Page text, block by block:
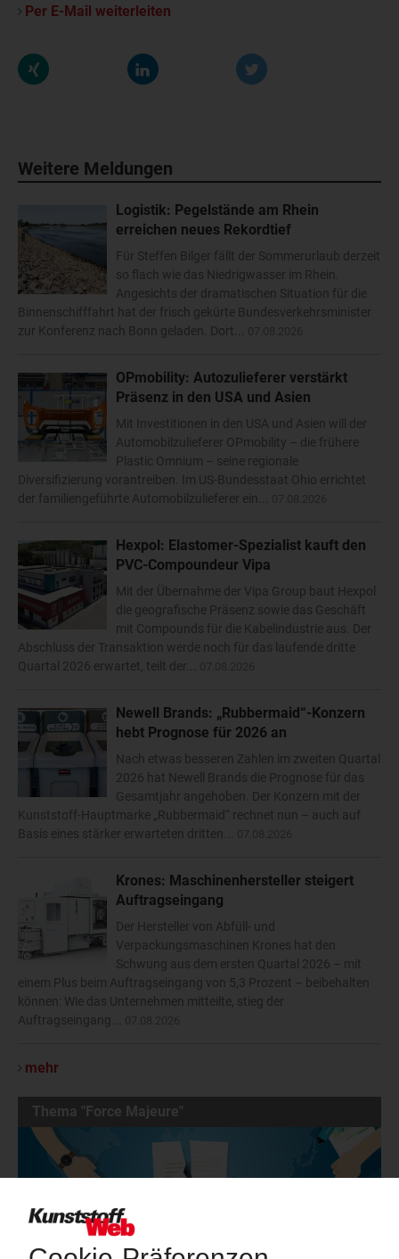
Per E-Mail weiterleiten
Weitere Meldungen
Logistik: Pegelstände am Rhein
erreichen neues Rekordtief
Für Steffen Bilger fällt der Sommerurlaub derzeit
so flach wie das Niedrigwasser im Rhein.
Angesichts der dramatischen Situation für die
Binnenschifffahrt hat der frisch gekürte Bundesverkehrsminister
zur Konferenz nach Bonn geladen. Dort...
OPmobility: Autozulieferer verstärkt
Präsenz in den USA und Asien
Mit Investitionen in den USA und Asien will der
Automobilzulieferer OPmobility – die frühere
Plastic Omnium – seine regionale
Diversifizierung vorantreiben. Im US-Bundesstaat Ohio errichtet
der familiengeführte Automobilzulieferer ein...
Hexpol: Elastomer-Spezialist kauft den
PVC-Compoundeur Vipa
Mit der Übernahme der Vipa Group baut Hexpol
die geografische Präsenz sowie das Geschäft
mit Compounds für die Kabelindustrie aus. Der
Abschluss der Transaktion werde noch für das laufende dritte
Quartal 2026 erwartet, teilt der...
Newell Brands: „Rubbermaid“-Konzern
hebt Prognose für 2026 an
Nach etwas besseren Zahlen im zweiten Quartal
2026 hat Newell Brands die Prognose für das
Gesamtjahr angehoben. Der Konzern mit der
Kunststoff-Hauptmarke „Rubbermaid“ rechnet nun – auch auf
Basis eines stärker erwarteten dritten...
Krones: Maschinenhersteller steigert
Auftragseingang
Der Hersteller von Abfüll- und
Verpackungsmaschinen Krones hat den
Schwung aus dem ersten Quartal 2026 – mit
einem Plus beim Auftragseingang von 5,3 Prozent – beibehalten
können: Wie das Unternehmen mitteilte, stieg der
Auftragseingang...
mehr
Thema "Force Majeure"